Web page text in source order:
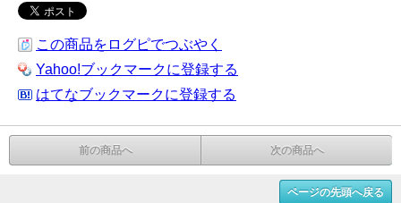
この商品をログピでつぶやく
Yahoo!ブックマークに登録する
はてなブックマークに登録する
前の商品へ 次の商品へ
ページの先頭へ戻る